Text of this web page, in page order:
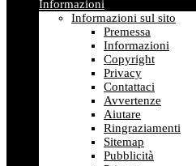
Informazioni
Informazioni sul sito
Premessa
Informazioni
Copyright
Privacy
Contattaci
Avvertenze
Aiutare
Ringraziamenti
Sitemap
Pubblicità